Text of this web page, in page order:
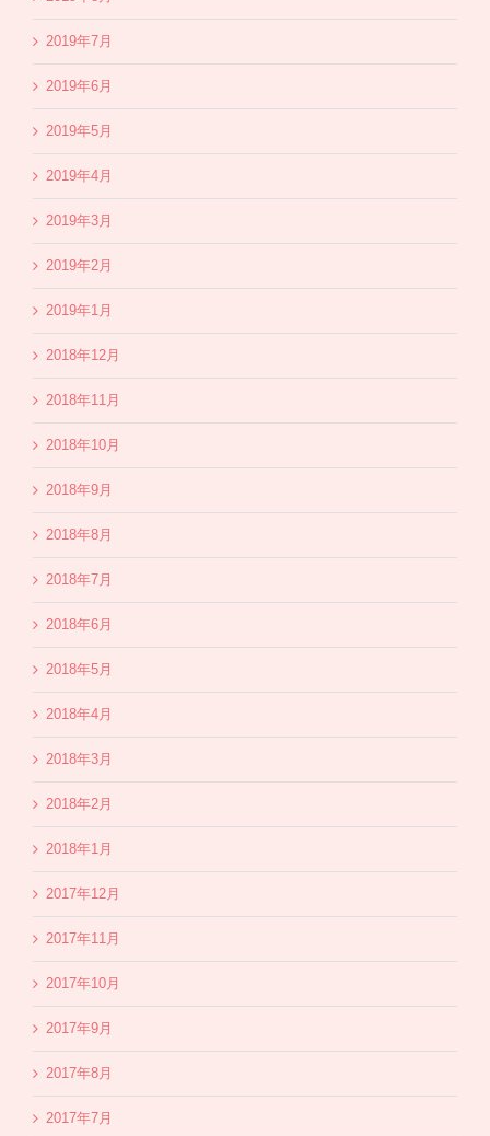
2019年7月
2019年6月
2019年5月
2019年4月
2019年3月
2019年2月
2019年1月
2018年12月
2018年11月
2018年10月
2018年9月
2018年8月
2018年7月
2018年6月
2018年5月
2018年4月
2018年3月
2018年2月
2018年1月
2017年12月
2017年11月
2017年10月
2017年9月
2017年8月
2017年7月